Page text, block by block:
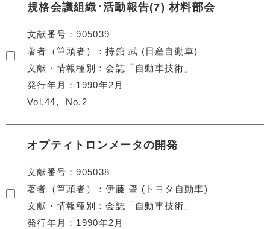
規格会議組織･活動報告(7) 材料部会
文献番号
905039
著者（筆頭者）
持舘 武 (日産自動車)
文献・情報種別
会誌「自動車技術」
発行年月
1990年2月
Vol.44
No.2
オプティトロンメータの開発
文献番号
905038
著者（筆頭者）
伊藤 肇 (トヨタ自動車)
文献・情報種別
会誌「自動車技術」
発行年月
1990年2月